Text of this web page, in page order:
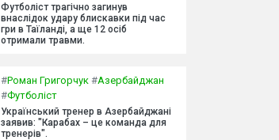
Футболіст трагічно загинув
внаслідок удару блискавки під час
гри в Таїланді, а ще 12 осіб
отримали травми.
#Роман Григорчук #Азербайджан
#Футболіст
Український тренер в Азербайджані
заявив: "Карабах – це команда для
тренерів".